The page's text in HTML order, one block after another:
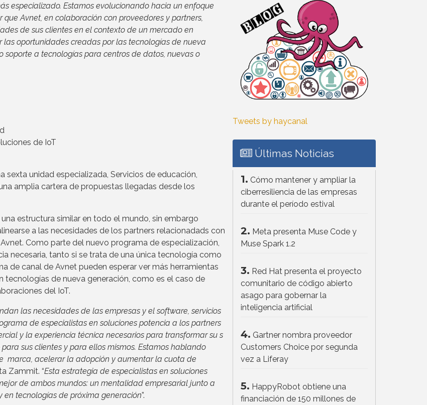
especializado. Estamos evolucionando hacia un enfoque
Avnet, en colaboración con proveedores y partners,
de sus clientes en el contexto de un mercado en
oportunidades creadas por las tecnologías de nueva
a tecnologías para centros de datos, nuevas o
de IoT
unidad especializada, Servicios de educación,
amplia cartera de propuestas llegadas desde los
estructura similar en todo el mundo, sin embargo
a las necesidades de los partners relacionadads con
Como parte del nuevo programa de especialización,
necesaria, tanto si se trata de una única tecnología como
de canal de Avnet pueden esperar ver más herramientas
tecnologías de nueva generación, como es el caso de
del IoT.
las necesidades de las empresas y el software, servicios
de especialistas en soluciones potencia a los partners
y la experiencia técnica necesarios para transformar su s
sus clientes y para ellos mismos. Estamos hablando
marca, acelerar la adopción y aumentar la cuota de
Zammit. “Esta estrategia de especialistas en soluciones
de ambos mundos: un mentalidad empresarial junto a
tecnologías de próxima generación”.
Tweets by haycanal
Últimas Noticias
1. Cómo mantener y ampliar la
ciberresiliencia de las empresas
durante el período estival
2. Meta presenta Muse Code y
Muse Spark 1.2
3. Red Hat presenta el proyecto
comunitario de código abierto
asago para gobernar la
inteligencia artificial
4. Gartner nombra proveedor
Customers Choice por segunda
vez a Liferay
5. HappyRobot obtiene una
financiación de 150 millones de